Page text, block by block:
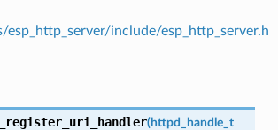
esp_http_server/include/esp_http_server.h
(httpd_handle_t